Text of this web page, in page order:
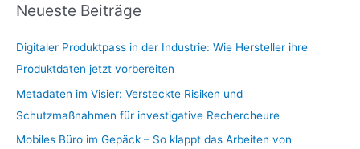
Neueste Beiträge
Digitaler Produktpass in der Industrie: Wie Hersteller ihre
Produktdaten jetzt vorbereiten
Metadaten im Visier: Versteckte Risiken und
Schutzmaßnahmen für investigative Rechercheure
Mobiles Büro im Gepäck – So klappt das Arbeiten von